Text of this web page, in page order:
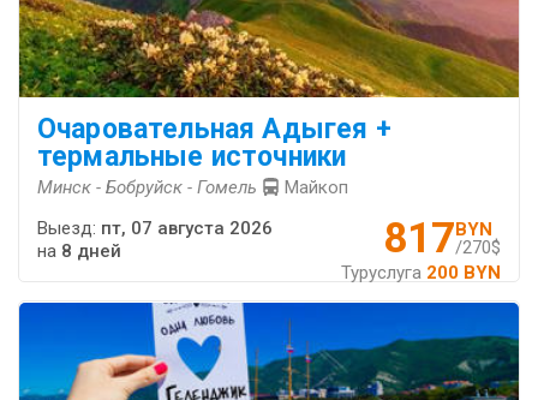
Очаровательная Адыгея +
термальные источники
Минск - Бобруйск - Гомель Майкоп
817BYN
/270$
Туруслуга 200 BYN
Выезд: пт, 07 августа 2026
на 8 дней